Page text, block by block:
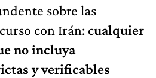
sobre las
con Irán: cualquier
no incluya
y verificables